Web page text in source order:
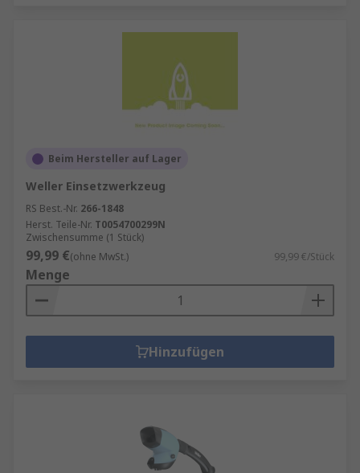
Beim Hersteller auf Lager
Weller Einsetzwerkzeug
RS Best.-Nr. 266-1848
Herst. Teile-Nr. T0054700299N
Zwischensumme (1 Stück)
99,99 €(ohne MwSt.) 99,99 €/Stück
Menge
Hinzufügen